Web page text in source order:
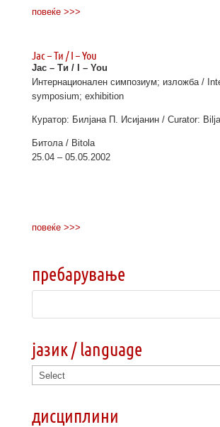
повеќе >>>
Јас – Ти / I – You
Јас – Ти / I – You
Интернационален симпозиум; изложба /
symposium; exhibition
Куратор: Билјана П. Исијанин / Curator:
Битола / Bitola
25.04 – 05.05.2002
повеќе >>>
пребарување
јазик / language
дисциплини